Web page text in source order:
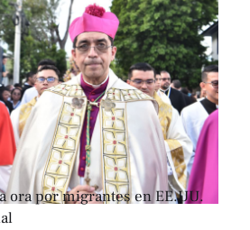
ora por migrantes en EE.UU.